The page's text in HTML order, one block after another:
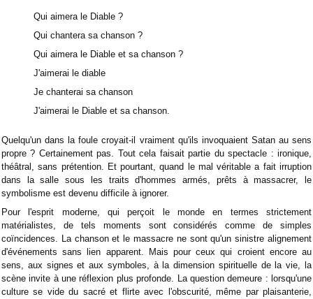
Qui aimera le Diable ?
Qui chantera sa chanson ?
Qui aimera le Diable et sa chanson ?
J'aimerai le diable
Je chanterai sa chanson
J'aimerai le Diable et sa chanson.
Quelqu'un dans la foule croyait-il vraiment qu'ils invoquaient Satan au sens
propre ? Certainement pas. Tout cela faisait partie du spectacle : ironique,
théâtral, sans prétention. Et pourtant, quand le mal véritable a fait irruption
dans la salle sous les traits d'hommes armés, prêts à massacrer, le
symbolisme est devenu difficile à ignorer.
Pour l'esprit moderne, qui perçoit le monde en termes strictement
matérialistes, de tels moments sont considérés comme de simples
coïncidences. La chanson et le massacre ne sont qu'un sinistre alignement
d'événements sans lien apparent. Mais pour ceux qui croient encore au
sens, aux signes et aux symboles, à la dimension spirituelle de la vie, la
scène invite à une réflexion plus profonde. La question demeure : lorsqu'une
culture se vide du sacré et flirte avec l'obscurité, même par plaisanterie,